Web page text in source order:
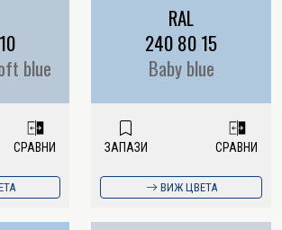
blue
СРАВНИ
RAL
240 80 15
Baby blue
ЗАПАЗИ СРАВНИ
ВИЖ ЦВЕТА